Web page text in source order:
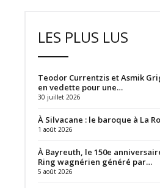
LES PLUS LUS
Teodor Currentzis et Asmik
en vedette pour une…
30 juillet 2026
À Silvacane : le baroque à La
1 août 2026
À Bayreuth, le 150e
Ring wagnérien généré par…
5 août 2026